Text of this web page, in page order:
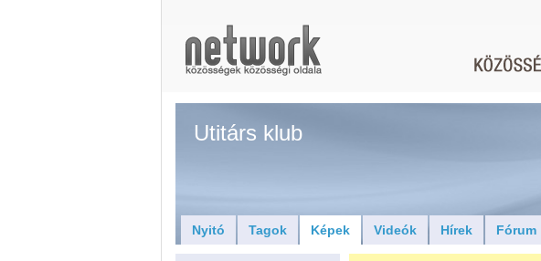
Utitárs klub
Nyitó Tagok Képek Videók Hírek Fórum